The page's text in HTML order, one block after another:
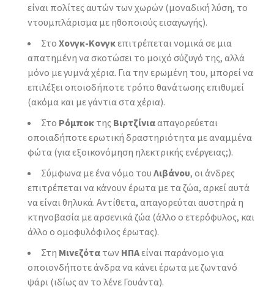
είναι πολίτες αυτών των χωρών (μοναδική λύση, το
ντουμπλάρισμα με ηθοποιούς εισαγωγής).
Στο Χονγκ-Κονγκ επιτρέπεται νομικά σε μια
απατημένη να σκοτώσει το μοιχό σύζυγό της, αλλά
μόνο με γυμνά χέρια. Για την ερωμένη του, μπορεί να
επιλέξει οποιοδήποτε τρόπο θανάτωσης επιθυμεί
(ακόμα και με γάντια στα χέρια).
Στο Ρόμποκ της Βιρτζίνιααπαγορεύεται
οποιαδήποτε ερωτική δραστηριότητα με αναμμένα
φώτα (για εξοικονόμηση ηλεκτρικής ενέργειας;).
Σύμφωνα με ένα νόμο του Λιβάνου, οι άνδρες
επιτρέπεται να κάνουν έρωτα με τα ζώα, αρκεί αυτά
να είναι θηλυκά. Αντίθετα, απαγορεύται αυστηρά η
κτηνοβασία με αρσενικά ζώα (άλλο ο ετερόφυλος, και
άλλο ο ομοφυλόφιλος έρωτας).
Στη Μινεζότα των ΗΠΑείναι παράνομο για
οποιονδήποτε άνδρα να κάνει έρωτα με ζωντανό
ψάρι (ιδίως αν το λένε Γουάντα).